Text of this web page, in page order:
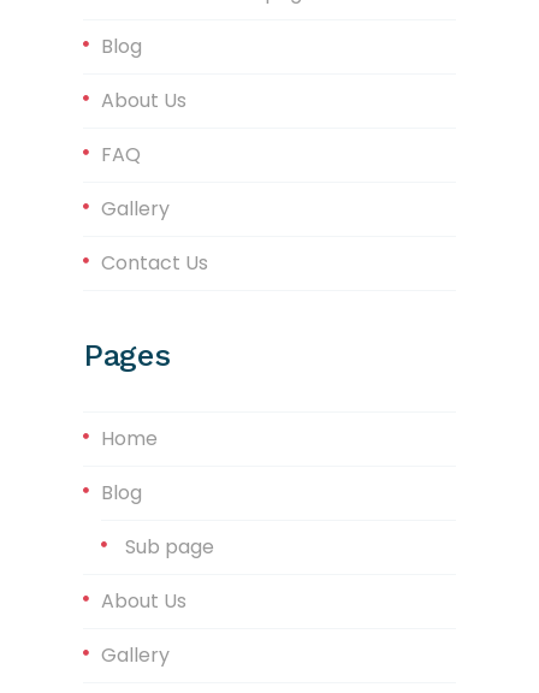
Blog
About Us
FAQ
Gallery
Contact Us
Pages
Home
Blog
Sub page
About Us
Gallery